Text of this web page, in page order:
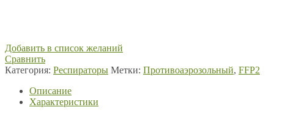
Добавить в список желаний
Сравнить
Категория: Респираторы Метки: Противоаэрозольный, FFP2
Описание
Характеристики